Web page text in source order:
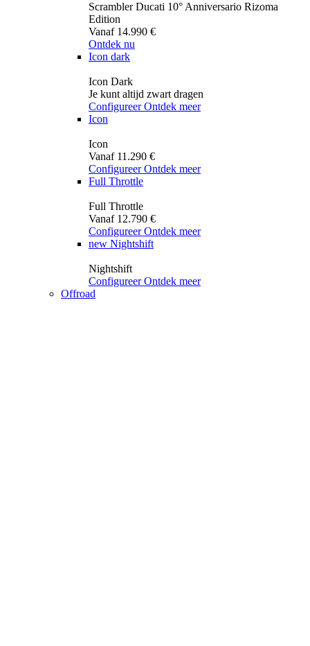
Scrambler Ducati 10° Anniversario Rizoma
Edition
Vanaf 14.990 €
Ontdek nu
Icon dark
Icon Dark
Je kunt altijd zwart dragen
Configureer Ontdek meer
Icon
Icon
Vanaf 11.290 €
Configureer Ontdek meer
Full Throttle
Full Throttle
Vanaf 12.790 €
Configureer Ontdek meer
new Nightshift
Nightshift
Configureer Ontdek meer
Offroad